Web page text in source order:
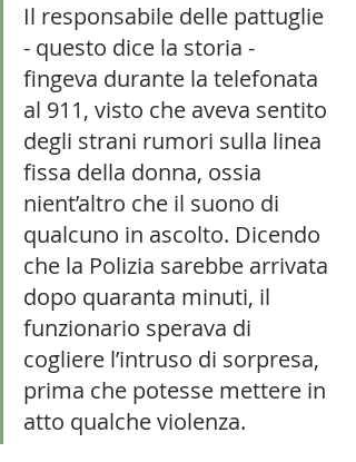
Il responsabile delle pattuglie
- questo dice la storia -
fingeva durante la telefonata
al 911, visto che aveva sentito
degli strani rumori sulla linea
fissa della donna, ossia
nient’altro che il suono di
qualcuno in ascolto. Dicendo
che la Polizia sarebbe arrivata
dopo quaranta minuti, il
funzionario sperava di
cogliere l’intruso di sorpresa,
prima che potesse mettere in
atto qualche violenza.